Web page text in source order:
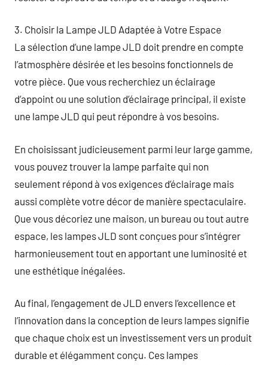
3. Choisir la Lampe JLD Adaptée à Votre Espace
La sélection d’une lampe JLD doit prendre en compte
l’atmosphère désirée et les besoins fonctionnels de
votre pièce. Que vous recherchiez un éclairage
d’appoint ou une solution d’éclairage principal, il existe
une lampe JLD qui peut répondre à vos besoins.
En choisissant judicieusement parmi leur large gamme,
vous pouvez trouver la lampe parfaite qui non
seulement répond à vos exigences d’éclairage mais
aussi complète votre décor de manière spectaculaire.
Que vous décoriez une maison, un bureau ou tout autre
espace, les lampes JLD sont conçues pour s’intégrer
harmonieusement tout en apportant une luminosité et
une esthétique inégalées.
Au final, l’engagement de JLD envers l’excellence et
l’innovation dans la conception de leurs lampes signifie
que chaque choix est un investissement vers un produit
durable et élégamment conçu. Ces lampes